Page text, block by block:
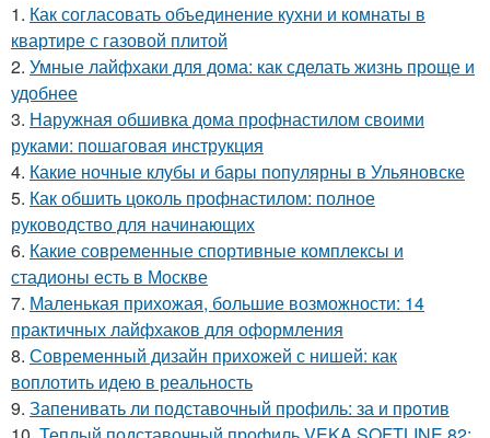
1. Как согласовать объединение кухни и комнаты в
квартире с газовой плитой
2. Умные лайфхаки для дома: как сделать жизнь проще и
удобнее
3. Наружная обшивка дома профнастилом своими
руками: пошаговая инструкция
4. Какие ночные клубы и бары популярны в Ульяновске
5. Как обшить цоколь профнастилом: полное
руководство для начинающих
6. Какие современные спортивные комплексы и
стадионы есть в Москве
7. Маленькая прихожая, большие возможности: 14
практичных лайфхаков для оформления
8. Современный дизайн прихожей с нишей: как
воплотить идею в реальность
9. Запенивать ли подставочный профиль: за и против